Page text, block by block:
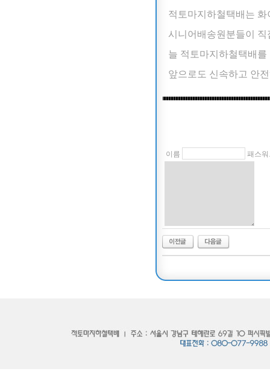
적토마지하철택배는
시니어배송원분들이
늘 적토마지하철택배
앞으로도 신속하고 안
이름 패스